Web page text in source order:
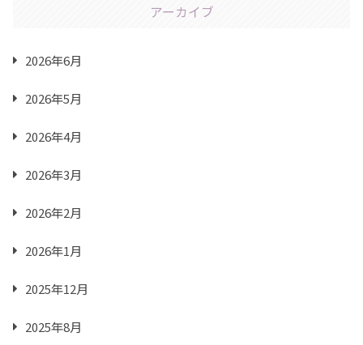
アーカイブ
2026年6月
2026年5月
2026年4月
2026年3月
2026年2月
2026年1月
2025年12月
2025年8月